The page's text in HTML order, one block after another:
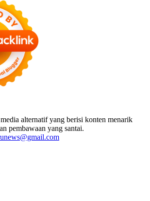
alternatif yang berisi konten menarik
pembawaan yang santai.